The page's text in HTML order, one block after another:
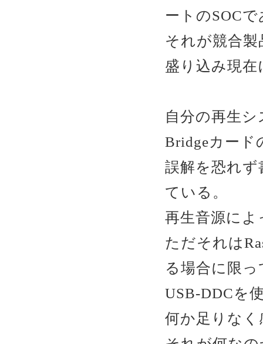
ートのSOC
それが競合
盛り込み現
自分の再生シ
Bridgeカード
誤解を恐れ
ている。
再生音源に
ただそれは
る場合に限
USB-DDCを
何か足りな